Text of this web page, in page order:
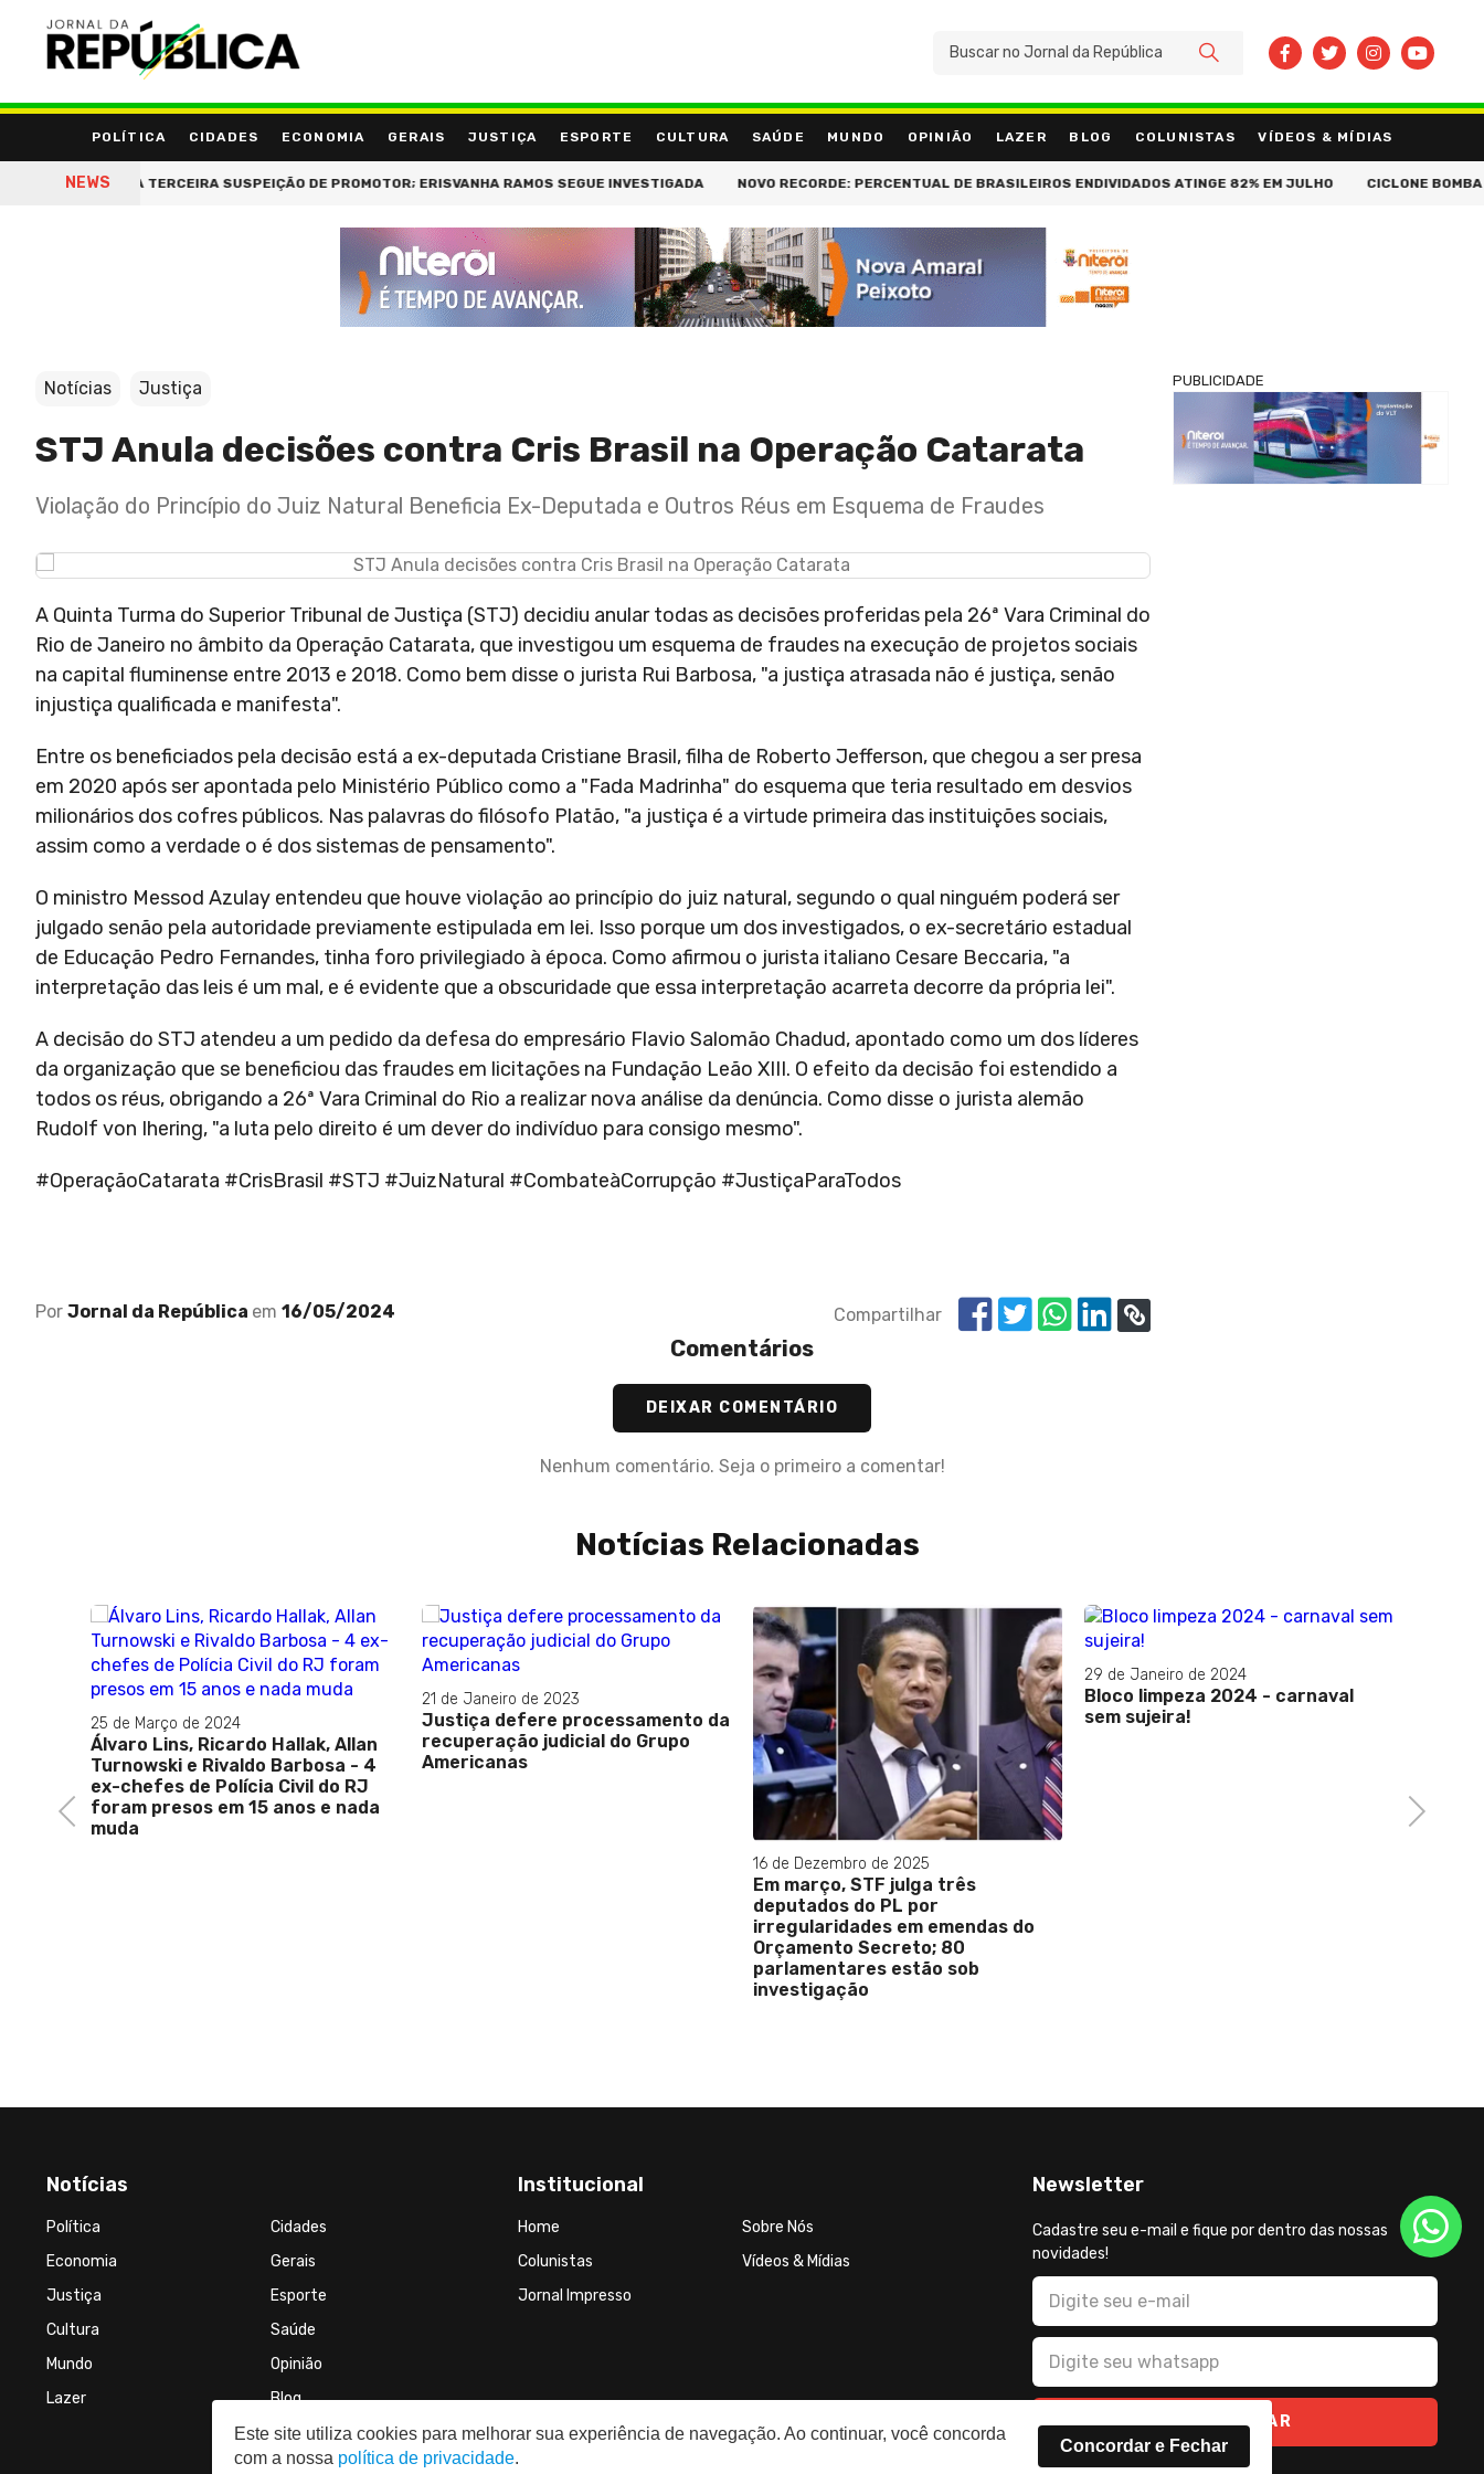
POLÍTICA CIDADES ECONOMIA GERAIS JUSTIÇA ESPORTE CULTURA SAÚDE MUNDO OPINIÃO LAZER BLOG COLUNISTAS VÍDEOS & MÍDIAS
NEWS
REGISTRA TERCEIRA SUSPEIÇÃO DE PROMOTOR; ERISVANHA RAMOS SEGUE INVESTIGADA NOVO RECORDE: PERCENTUAL DE BRASILEIROS ENDIVIDADOS ATINGE 82% EM JULHO CICLONE BOMBA
BUSCAR
Notícias Justiça
STJ Anula decisões contra Cris Brasil na Operação Catarata
Violação do Princípio do Juiz Natural Beneficia Ex-Deputada e Outros Réus em Esquema de Fraudes
A Quinta Turma do Superior Tribunal de Justiça (STJ) decidiu anular todas as decisões proferidas pela 26ª Vara Criminal do
Rio de Janeiro no âmbito da Operação Catarata, que investigou um esquema de fraudes na execução de projetos sociais
na capital fluminense entre 2013 e 2018. Como bem disse o jurista Rui Barbosa, "a justiça atrasada não é justiça, senão
injustiça qualificada e manifesta".
Entre os beneficiados pela decisão está a ex-deputada Cristiane Brasil, filha de Roberto Jefferson, que chegou a ser presa
em 2020 após ser apontada pelo Ministério Público como a "Fada Madrinha" do esquema que teria resultado em desvios
milionários dos cofres públicos. Nas palavras do filósofo Platão, "a justiça é a virtude primeira das instituições sociais,
assim como a verdade o é dos sistemas de pensamento".
O ministro Messod Azulay entendeu que houve violação ao princípio do juiz natural, segundo o qual ninguém poderá ser
julgado senão pela autoridade previamente estipulada em lei. Isso porque um dos investigados, o ex-secretário estadual
de Educação Pedro Fernandes, tinha foro privilegiado à época. Como afirmou o jurista italiano Cesare Beccaria, "a
interpretação das leis é um mal, e é evidente que a obscuridade que essa interpretação acarreta decorre da própria lei".
A decisão do STJ atendeu a um pedido da defesa do empresário Flavio Salomão Chadud, apontado como um dos líderes
da organização que se beneficiou das fraudes em licitações na Fundação Leão XIII. O efeito da decisão foi estendido a
todos os réus, obrigando a 26ª Vara Criminal do Rio a realizar nova análise da denúncia. Como disse o jurista alemão
Rudolf von Ihering, "a luta pelo direito é um dever do indivíduo para consigo mesmo".
#OperaçãoCatarata #CrisBrasil #STJ #JuizNatural #CombateàCorrupção #JustiçaParaTodos
Por Jornal da República em 16/05/2024 Compartilhar
PUBLICIDADE
Comentários
DEIXAR COMENTÁRIO
Nenhum comentário. Seja o primeiro a comentar!
Notícias Relacionadas
Previous
25 de Março de 2024
Álvaro Lins, Ricardo Hallak, Allan
Turnowski e Rivaldo Barbosa - 4
ex-chefes de Polícia Civil do RJ
foram presos em 15 anos e nada
muda
21 de Janeiro de 2023
Justiça defere processamento da
recuperação judicial do Grupo
Americanas
16 de Dezembro de 2025
Em março, STF julga três
deputados do PL por
irregularidades em emendas do
Orçamento Secreto; 80
parlamentares estão sob
investigação
29 de Janeiro de 2024
Bloco limpeza 2024 - carnaval
sem sujeira!
Next
Notícias
Política
Cidades
Economia
Gerais
Justiça
Esporte
Cultura
Saúde
Mundo
Opinião
Lazer
Blog
Institucional
Home
Sobre Nós
Colunistas
Vídeos & Mídias
Jornal Impresso
Newsletter
Cadastre seu e-mail e fique por dentro das nossas
novidades!
CADASTRAR
Este site utiliza cookies para melhorar sua experiência de navegação. Ao continuar, você concorda
com a nossa política de privacidade.
Concordar e Fechar